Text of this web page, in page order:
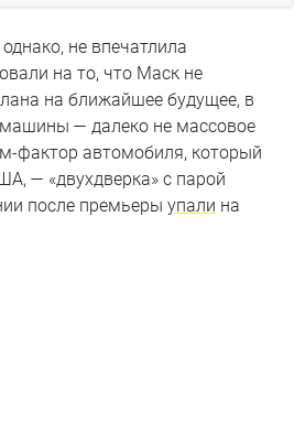
не впечатлила
на то, что Маск не
на ближайшее будущее, в
— далеко не массовое
фактор автомобиля, который
— «двухдверка» с парой
после премьеры упали на